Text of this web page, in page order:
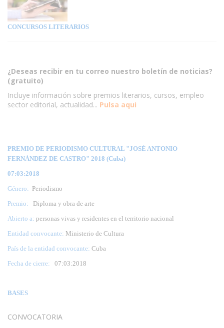
CONCURSOS LITERARIOS
¿Deseas recibir en tu correo nuestro boletín de noticias?
(gratuito)
Incluye información sobre premios literarios, cursos, empleo
sector editorial, actualidad... Pulsa aqui
PREMIO DE PERIODISMO CULTURAL "JOSÉ ANTONIO
FERNÁNDEZ DE CASTRO" 2018 (Cuba)
07:03:2018
Género: Periodismo
Premio:
Diploma y obra de arte
Abierto a: personas vivas y residentes en el territorio nacional
Entidad convocante: Ministerio de Cultura
País de la entidad convocante: Cuba
Fecha de cierre: 07:03:2018
BASES
CONVOCATORIA